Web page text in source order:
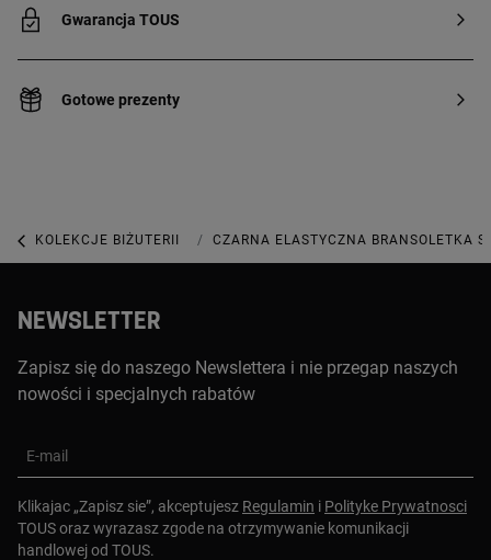
Gwarancja TOUS
Gotowe prezenty
KOLEKCJE BIŻUTERII KOLEKCJA SWEET DOLLS
CZARNA ELASTYCZNA BRANSOLETKA
NEWSLETTER
Zapisz się do naszego Newslettera i nie przegap naszych
nowości i specjalnych rabatów
E-mail
Klikajac „Zapisz sie”, akceptujesz Regulamin i Polityke Prywatnosci
TOUS oraz wyrazasz zgode na otrzymywanie komunikacji
handlowej od TOUS.